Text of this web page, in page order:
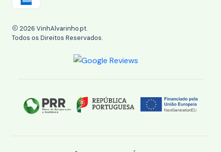
2026 VinhAlvarinho.pt.
Todos os Direitos Reservados.